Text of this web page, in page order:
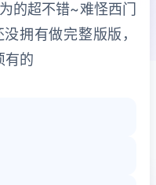
的超不错~难怪西门
拥有做完整版版，
有的